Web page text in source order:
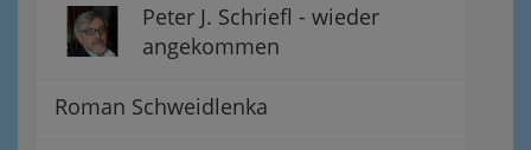
Peter J. Schriefl - wieder
angekommen
Roman Schweidlenka